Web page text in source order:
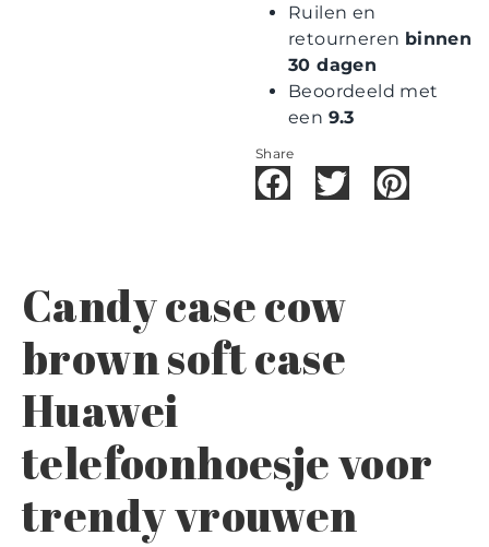
Ruilen en
retourneren binnen
30 dagen
Beoordeeld met
een 9.3
Share
Candy case cow
brown soft case
Huawei
telefoonhoesje voor
trendy vrouwen